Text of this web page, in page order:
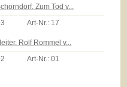
Zum Tod v...
Art-Nr.: 17
Rolf Rommel v...
Art-Nr.:01